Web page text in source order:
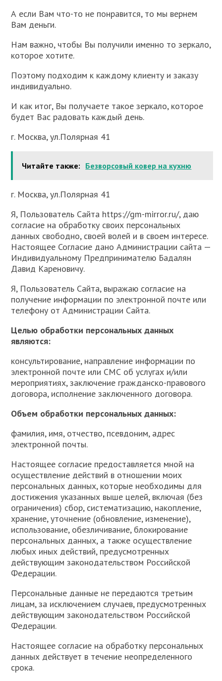
А если Вам что-то не понравится, то мы вернем
Вам деньги.
Нам важно, чтобы Вы получили именно то зеркало,
которое хотите.
Поэтому подходим к каждому клиенту и заказу
индивидуально.
И как итог, Вы получаете такое зеркало, которое
будет Вас радовать каждый день.
г. Москва, ул.Полярная 41
Читайте также: Безворсовый ковер на кухню
г. Москва, ул.Полярная 41
Я, Пользователь Сайта https://gm-mirror.ru/, даю
согласие на обработку своих персональных
данных свободно, своей волей и в своем интересе.
Настоящее Согласие дано Администрации сайта —
Индивидуальному Предпринимателю Бадалян
Давид Кареновичу.
Я, Пользователь Сайта, выражаю согласие на
получение информации по электронной почте или
телефону от Администрации Сайта.
Целью обработки персональных данных
являются:
консультирование, направление информации по
электронной почте или СМС об услугах и/или
мероприятиях, заключение гражданско-правового
договора, исполнение заключенного договора.
Объем обработки персональных данных:
фамилия, имя, отчество, псевдоним, адрес
электронной почты.
Настоящее согласие предоставляется мной на
осуществление действий в отношении моих
персональных данных, которые необходимы для
достижения указанных выше целей, включая (без
ограничения) сбор, систематизацию, накопление,
хранение, уточнение (обновление, изменение),
использование, обезличивание, блокирование
персональных данных, а также осуществление
любых иных действий, предусмотренных
действующим законодательством Российской
Федерации.
Персональные данные не передаются третьим
лицам, за исключением случаев, предусмотренных
действующим законодательством Российской
Федерации.
Настоящее согласие на обработку персональных
данных действует в течение неопределенного
срока.